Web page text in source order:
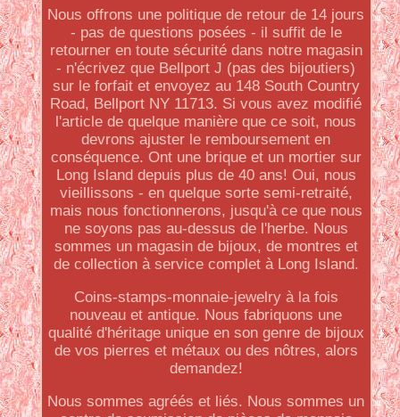
Nous offrons une politique de retour de 14 jours
- pas de questions posées - il suffit de le
retourner en toute sécurité dans notre magasin
- n'écrivez que Bellport J (pas des bijoutiers)
sur le forfait et envoyez au 148 South Country
Road, Bellport NY 11713. Si vous avez modifié
l'article de quelque manière que ce soit, nous
devrons ajuster le remboursement en
conséquence. Ont une brique et un mortier sur
Long Island depuis plus de 40 ans! Oui, nous
vieillissons - en quelque sorte semi-retraité,
mais nous fonctionnerons, jusqu'à ce que nous
ne soyons pas au-dessus de l'herbe. Nous
sommes un magasin de bijoux, de montres et
de collection à service complet à Long Island.
Coins-stamps-monnaie-jewelry à la fois
nouveau et antique. Nous fabriquons une
qualité d'héritage unique en son genre de bijoux
de vos pierres et métaux ou des nôtres, alors
demandez!
Nous sommes agréés et liés. Nous sommes un